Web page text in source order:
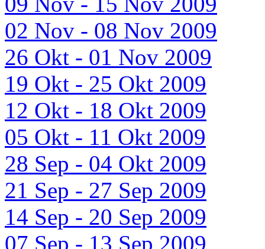
02 Nov - 08 Nov 2009
26 Okt - 01 Nov 2009
19 Okt - 25 Okt 2009
12 Okt - 18 Okt 2009
05 Okt - 11 Okt 2009
28 Sep - 04 Okt 2009
21 Sep - 27 Sep 2009
14 Sep - 20 Sep 2009
07 Sep - 13 Sep 2009